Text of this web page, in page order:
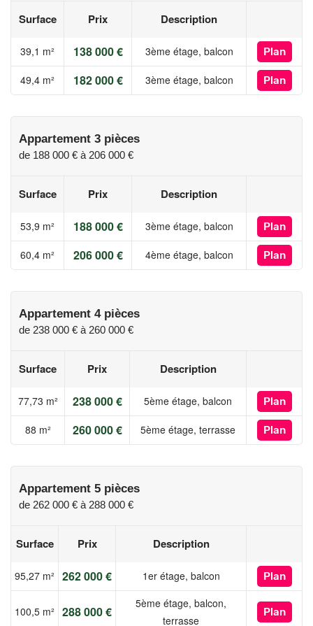
Surface Prix Description
39,1 m² 138 000 € 3ème étage, balcon Plan
49,4 m² 182 000 € 3ème étage, balcon Plan
Appartement 3 pièces
de 188 000 € à 206 000 €
Surface Prix Description
53,9 m² 188 000 € 3ème étage, balcon Plan
60,4 m² 206 000 € 4ème étage, balcon Plan
Appartement 4 pièces
de 238 000 € à 260 000 €
Surface Prix Description
77,73 m² 238 000 € 5ème étage, balcon Plan
88 m² 260 000 € 5ème étage, terrasse Plan
Appartement 5 pièces
de 262 000 € à 288 000 €
Surface Prix Description
95,27 m² 262 000 € 1er étage, balcon Plan
100,5 m² 288 000 €
5ème étage, balcon,
terrasse
Plan